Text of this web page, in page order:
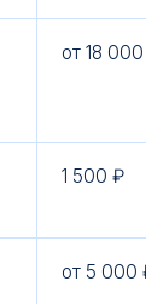
от 18 000 ₽
1 500 ₽
от 5 000 ₽